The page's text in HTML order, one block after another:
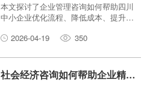
本文探讨了企业管理咨询如何帮助四川
中小企业优化流程、降低成本、提升效
2026-04-19
350
社会经济咨询如何帮助企业精准把握市场机遇？